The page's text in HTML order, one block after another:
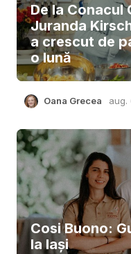
De la Conacul
Juranda
a crescut de
o lună
Oana Grecea aug.
Cosi Buono:
la Iași